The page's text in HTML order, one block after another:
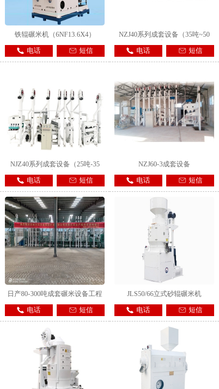
铁辊碾米机（6NF13.6X4）
电话 短信
NZJ40系列成套设备（35吨~50
电话
短信
NJZ40系列成套设备（25吨-35
电话
短信
NZJ60-3成套设备
电话 短信
日产80-300吨成套碾米设备工程
电话 短信
JLS50/66立式砂辊碾米机
电话 短信